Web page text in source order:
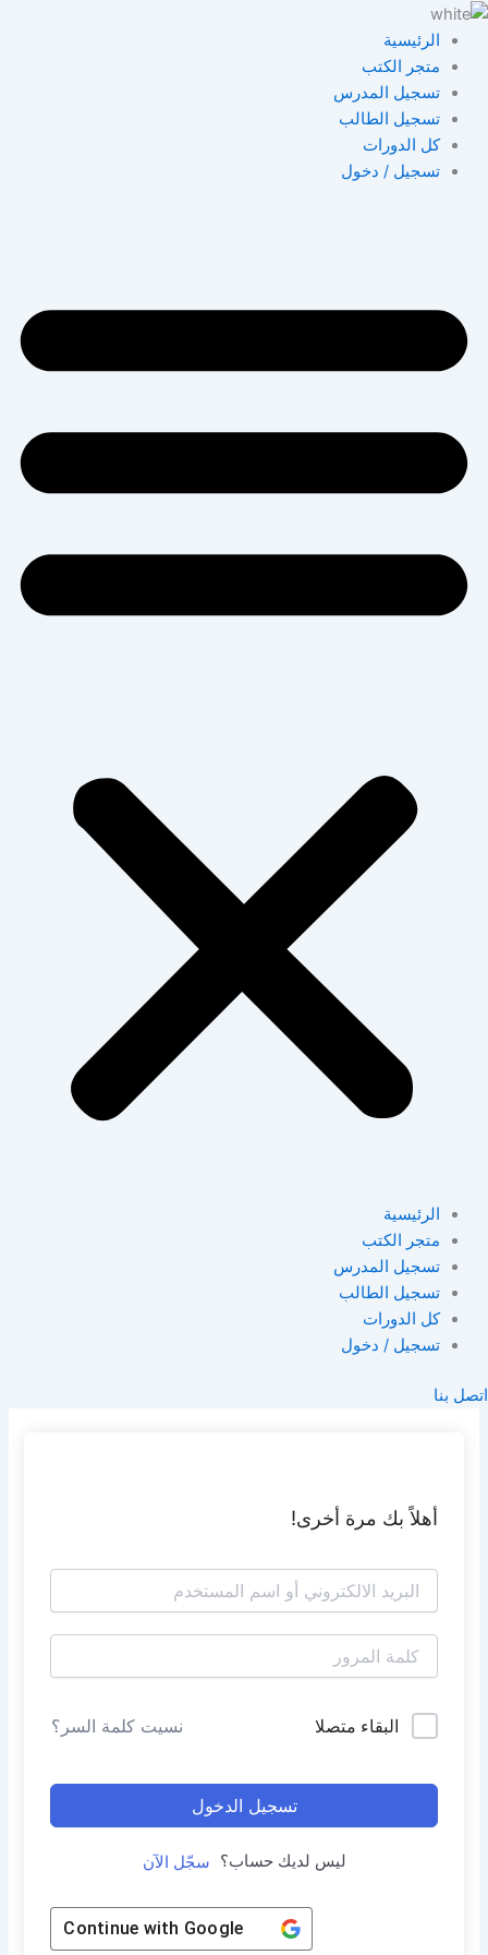
تخطي
المحتوى
الرئيسية
متجر الكتب
تسجيل المدرس
تسجيل الطالب
كل الدورات
تسجيل / دخول
الرئيسية
متجر الكتب
تسجيل المدرس
تسجيل الطالب
كل الدورات
تسجيل / دخول
اتصل بنا
أهلاً بك مرة أخرى!
البقاء متصلا نسيت كلمة السر؟
تسجيل الدخول
ليس لديك حساب؟ سجّل الآن
Continue with Google